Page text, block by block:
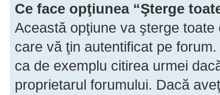
Ce face opţiunea “Şterge
Această opţiune va şterge
care vă ţin autentificat pe
ca de exemplu citirea urmei
proprietarul forumului. Dacă